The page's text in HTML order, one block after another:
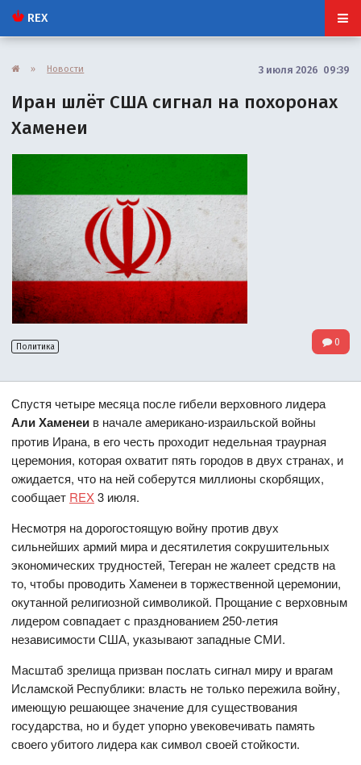
REX
» Новости 3 июля 2026 09:39
Иран шлёт США сигнал на похоронах
Хаменеи
Политика 0
Спустя четыре месяца после гибели верховного лидера
Али Хаменеи в начале американо-израильской войны
против Ирана, в его честь проходит недельная траурная
церемония, которая охватит пять городов в двух странах, и
ожидается, что на ней соберутся миллионы скорбящих,
сообщает REX3 июля.
Несмотря на дорогостоящую войну против двух
сильнейших армий мира и десятилетия сокрушительных
экономических трудностей, Тегеран не жалеет средств на
то, чтобы проводить Хаменеи в торжественной церемонии,
окутанной религиозной символикой. Прощание с верховным
лидером совпадает с празднованием 250-летия
независимости США, указывают западные СМИ.
Масштаб зрелища призван послать сигнал миру и врагам
Исламской Республики: власть не только пережила войну,
имеющую решающее значение для существования
государства, но и будет упорно увековечивать память
своего убитого лидера как символ своей стойкости.